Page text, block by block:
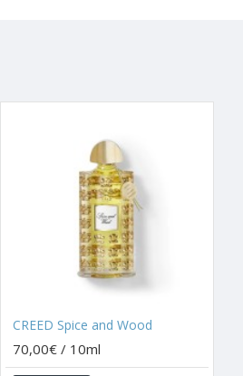
CREED Spice and Wood
70,00€ / 10ml